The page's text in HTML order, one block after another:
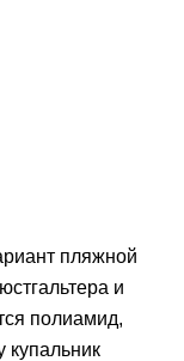
пляжной
и
полиамид,
купальник